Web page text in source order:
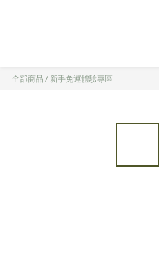
全部商品 / 新手免運體驗專區